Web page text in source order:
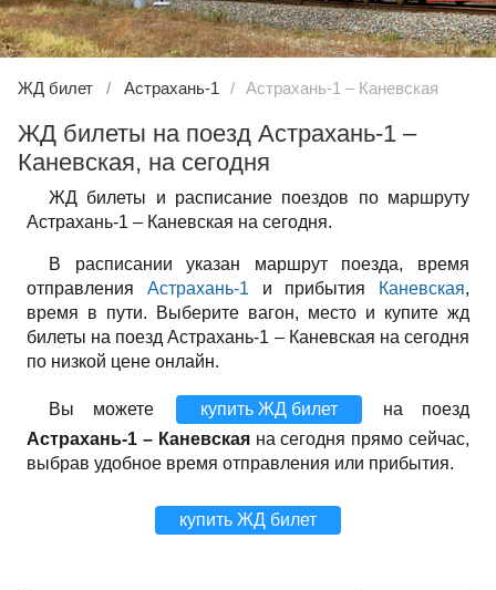
ЖД билет Астрахань-1 Астрахань-1 – Каневская
ЖД билеты на поезд Астрахань-1 –
Каневская, на сегодня
ЖД билеты и расписание поездов по маршруту
Астрахань-1 – Каневская на сегодня.
В расписании указан маршрут поезда, время
отправления Астрахань-1 и прибытия Каневская,
время в пути. Выберите вагон, место и купите жд
билеты на поезд Астрахань-1 – Каневская на сегодня
по низкой цене онлайн.
Вы можете купить ЖД билет
на поезд
Астрахань-1 – Каневскаяна сегодня прямо сейчас,
выбрав удобное время отправления или прибытия.
купить ЖД билет